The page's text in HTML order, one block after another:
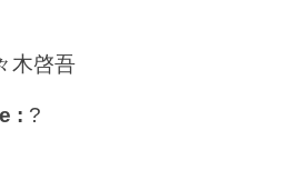
木啓吾
: ?